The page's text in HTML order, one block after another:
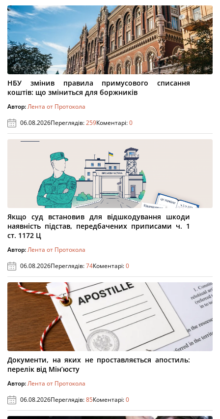
НБУ змінив правила примусового списання
коштів: що зміниться для боржників
Автор:Лента от Протокола
06.08.2026Переглядів:259Коментарі:0
Якщо суд встановив для відшкодування шкоди
наявність підстав, передбачених приписами ч. 1
ст. 1172 Ц
Автор:Лента от Протокола
06.08.2026Переглядів:74Коментарі:0
Документи, на яких не проставляється апостиль:
перелік від Мін’юсту
Автор:Лента от Протокола
06.08.2026Переглядів:85Коментарі:0